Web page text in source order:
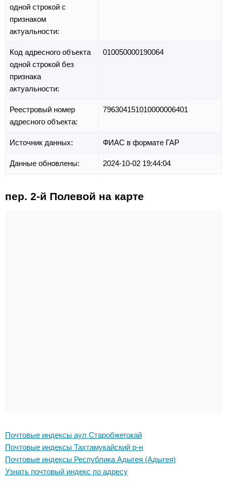
одной строкой с
признаком
актуальности:
Код адресного объекта
одной строкой без
признака
актуальности:
010050000190064
Реестровый номер
адресного объекта:
796304151010000006401
Источник данных: ФИАС в формате ГАР
Данные обновлены: 2024-10-02 19:44:04
пер. 2-й Полевой на карте
Почтовые индексы аул Старобжегокай
Почтовые индексы Тахтамукайский р-н
Почтовые индексы Республика Адыгея (Адыгея)
Узнать почтовый индекс по адресу